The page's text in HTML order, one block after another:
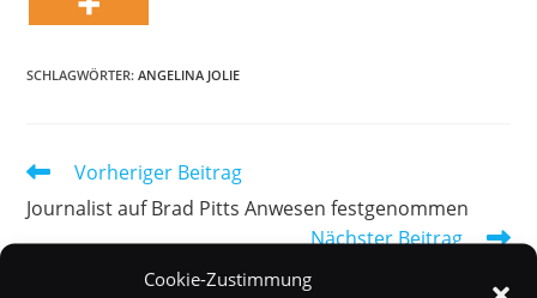
Cookie-Zustimmung
SCHLAGWÖRTER:ANGELINA JOLIE
Weitere
ansehen
Vorheriger Beitrag
Journalist auf Brad Pitts Anwesen festgenommen
Nächster Beitrag
Angelina Jolie: 12 Mio Dollar Modelvertrag